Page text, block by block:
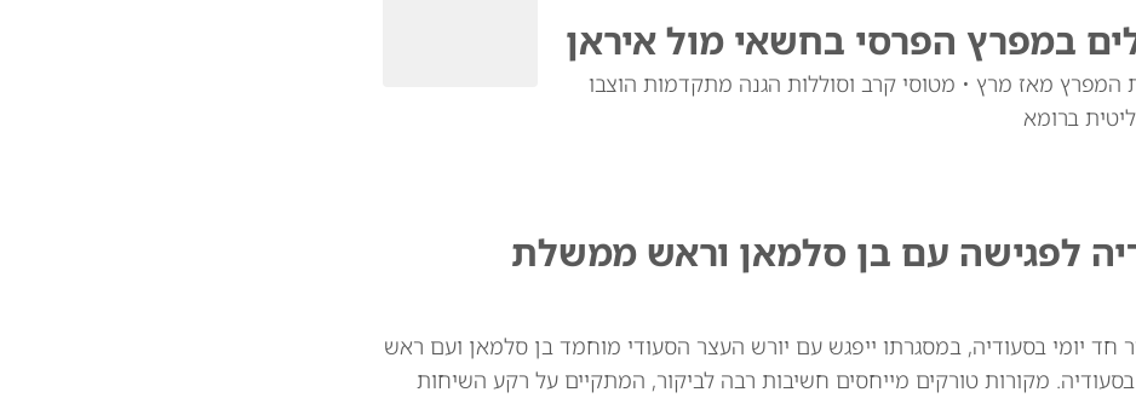
במפרץ הפרסי בחשאי מול איראן
המפרץ מאז מרץ • מטוסי קרב וסוללות הגנה מתקדמות הוצבו
ברומא
לפגישה עם בן סלמאן וראש ממשלת
חד יומי בסעודיה, במסגרתו ייפגש עם יורש העצר הסעודי מוחמד בן סלמאן ועם ראש
מקורות טורקים מייחסים חשיבות רבה לביקור, המתקיים על רקע השיחות